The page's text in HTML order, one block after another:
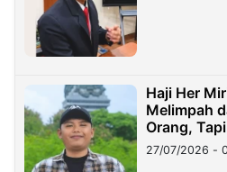
Haji Her
Melimpah
Orang,
27/07/2026 -